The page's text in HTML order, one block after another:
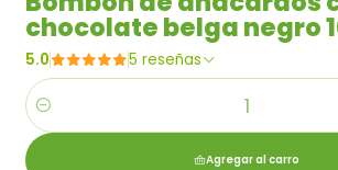
chocolate belga negro
5.0 5 reseñas
Cantidad
Agregar al carro